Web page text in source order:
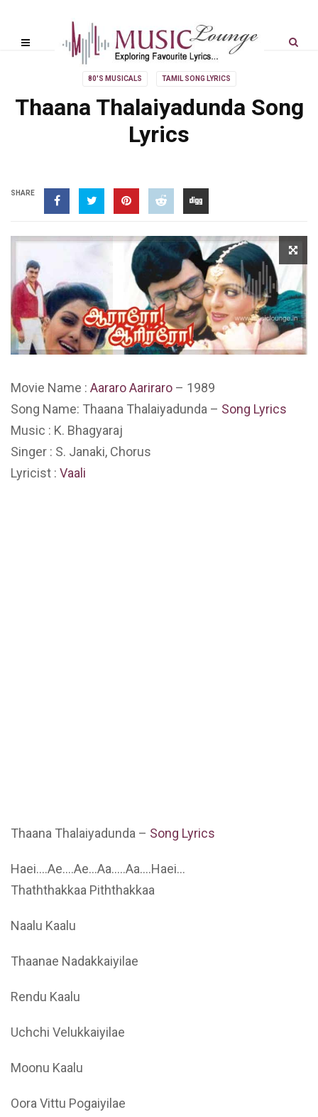
80'S MUSICALS TAMIL SONG LYRICS
Thaana Thalaiyadunda Song
Lyrics
SHARE
Movie Name : Aararo Aariraro – 1989
Song Name: Thaana Thalaiyadunda – Song Lyrics
Music : K. Bhagyaraj
Singer : S. Janaki, Chorus
Lyricist : Vaali
Thaana Thalaiyadunda – Song Lyrics
Haei….Ae….Ae…Aa…..Aa….Haei…
Thaththakkaa Piththakkaa
Naalu Kaalu
Thaanae Nadakkaiyilae
Rendu Kaalu
Uchchi Velukkaiyilae
Moonu Kaalu
Oora Vittu Pogaiyilae